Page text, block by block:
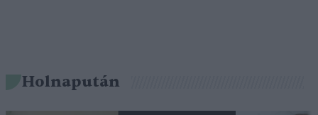
Holnapután